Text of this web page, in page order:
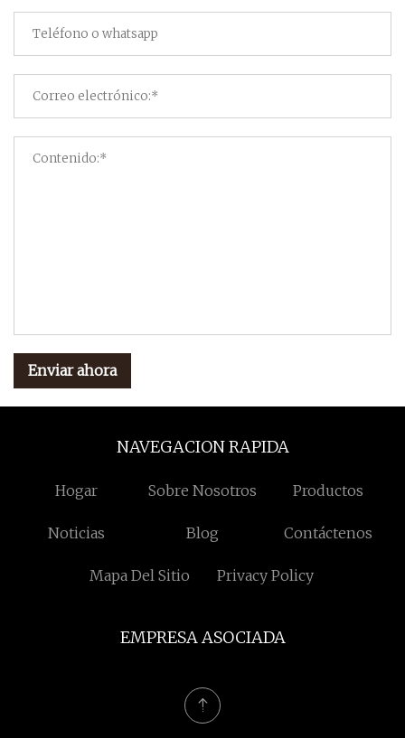
Enviar ahora
NAVEGACION RAPIDA
Hogar Sobre Nosotros Productos
Noticias Blog Contáctenos
Mapa Del Sitio Privacy Policy
EMPRESA ASOCIADA